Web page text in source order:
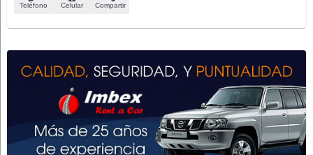
Teléfono Celular Compartir